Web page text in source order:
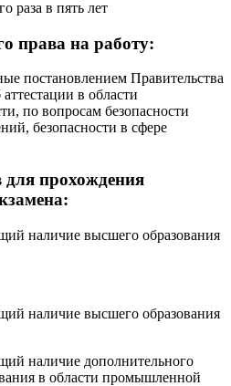
раза в пять лет
права на работу:
постановлением Правительства
в области
по вопросам безопасности
безопасности в сфере
для прохождения
наличие высшего образования
наличие высшего образования
наличие дополнительного
в области промышленной